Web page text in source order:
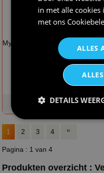
Mysterieus dark black
op voorraad op
1 2 3 4
Pagina : 1 van 4
Produkten overzicht :
in met alle
met ons
ALLES
DETAILS